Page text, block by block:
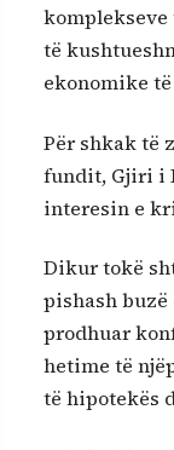
të
ekonomike
Për shkak të
fundit, Gjiri i
interesin e
Dikur tokë
pishash
prodhuar
hetime të
të hipotekës